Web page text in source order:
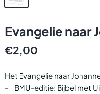
Evangelie naar
€2,00
Het Evangelie naar
- BMU-editie: Bijbel met